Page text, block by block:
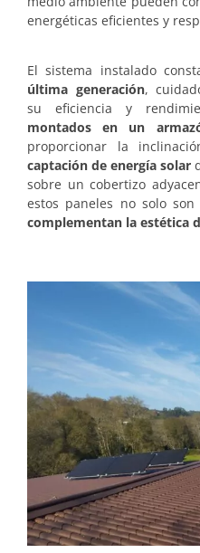
energéticas eficientes y
El sistema instalado
última generación,
su eficiencia y
montados en un
proporcionar la
captación de energía solar
sobre un cobertizo
estos paneles no solo
complementan la estética